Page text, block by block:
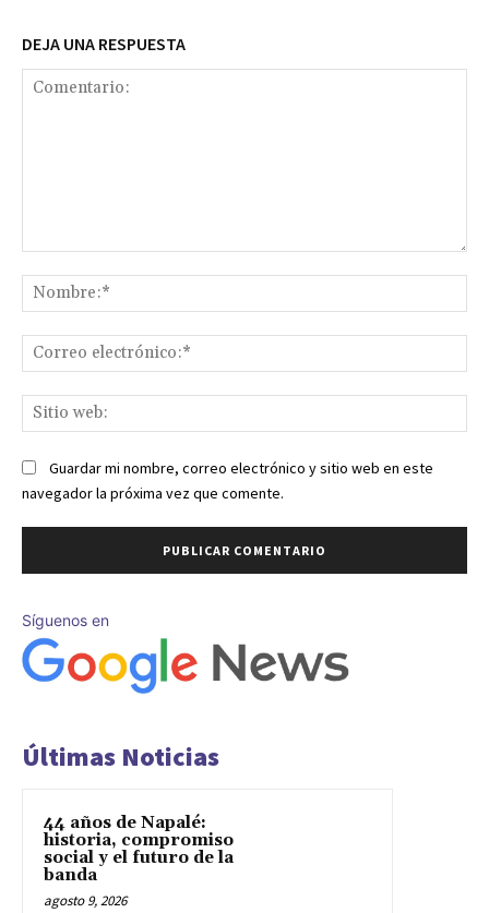
DEJA UNA RESPUESTA
Guardar mi nombre, correo electrónico y sitio web en este
navegador la próxima vez que comente.
Síguenos en
Últimas Noticias
44 años de Napalé:
historia, compromiso
social y el futuro de la
banda
agosto 9, 2026